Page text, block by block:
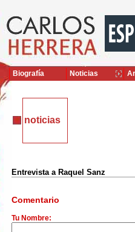
noticias
Entrevista a Raquel Sanz
Comentario
Tu Nombre:
Biografía Noticias